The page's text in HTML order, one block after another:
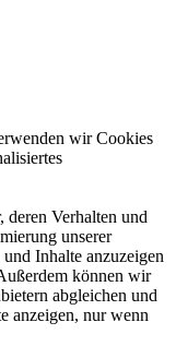
wir Cookies
deren Verhalten und
unserer
Inhalte anzuzeigen
können wir
abgleichen und
anzeigen, nur wenn